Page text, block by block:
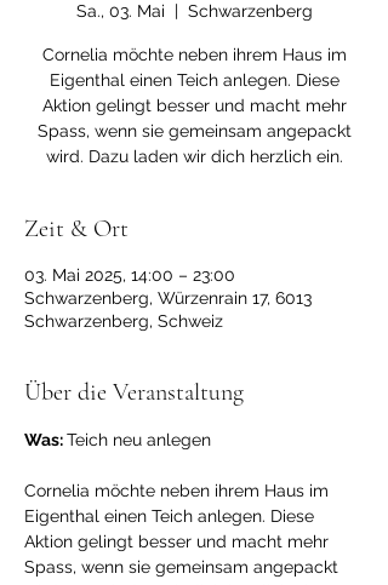
Sa., 03. Mai
  |
Schwarzenberg
Cornelia möchte neben ihrem Haus im
Eigenthal einen Teich anlegen. Diese
Aktion gelingt besser und macht mehr
Spass, wenn sie gemeinsam angepackt
wird. Dazu laden wir dich herzlich ein.
Zeit & Ort
03. Mai 2025, 14:00 – 23:00
Schwarzenberg, Würzenrain 17, 6013
Schwarzenberg, Schweiz
Über die Veranstaltung
Was: Teich neu anlegen
Cornelia möchte neben ihrem Haus im
Eigenthal einen Teich anlegen. Diese
Aktion gelingt besser und macht mehr
Spass, wenn sie gemeinsam angepackt